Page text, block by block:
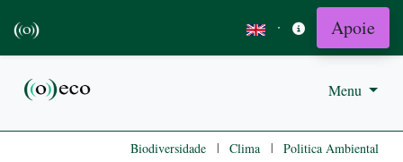
· Apoie
Menu
Biodiversidade | Clima | Politica Ambiental